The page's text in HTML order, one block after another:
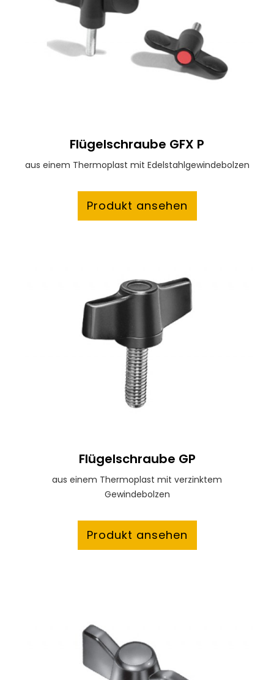
Flügelschraube GFX P
aus einem Thermoplast mit Edelstahlgewindebolzen
Produkt ansehen
Flügelschraube GP
aus einem Thermoplast mit verzinktem
Gewindebolzen
Produkt ansehen